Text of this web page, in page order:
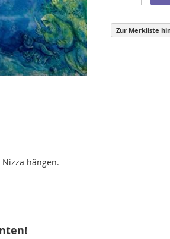
Zur Merkliste
hängen.